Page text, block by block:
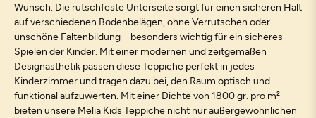
Wunsch. Die rutschfeste Unterseite sorgt für einen sicheren Halt
auf verschiedenen Bodenbelägen, ohne Verrutschen oder
unschöne Faltenbildung – besonders wichtig für ein sicheres
Spielen der Kinder. Mit einer modernen und zeitgemäßen
Designästhetik passen diese Teppiche perfekt in jedes
Kinderzimmer und tragen dazu bei, den Raum optisch und
funktional aufzuwerten. Mit einer Dichte von 1800 gr. pro m²
bieten unsere Melia Kids Teppiche nicht nur außergewöhnlichen